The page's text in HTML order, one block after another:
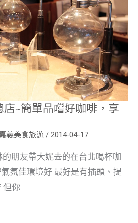
店~簡單品嚐好咖啡，享
義美食旅遊 / 2014-04-17
的朋友帶大妮去的在台北喝杯咖
氛佳環境好 最好是有插頭、提
但你